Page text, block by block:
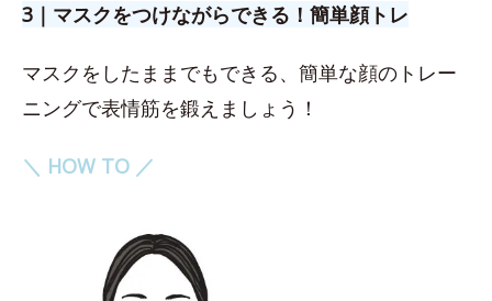
3｜マスクをつけながらできる！簡単顔トレ
マスクをしたままでもできる、簡単な顔のトレー
ニングで表情筋を鍛えましょう！
＼ HOW TO ／